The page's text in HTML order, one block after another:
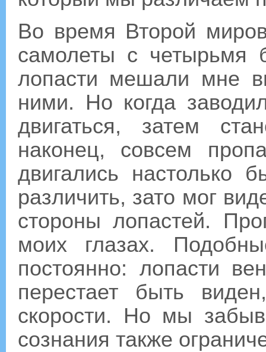
Во время Второй
самолеты с четырьмя
лопасти мешали мне
ними. Но когда
двигаться, затем
наконец, совсем
двигались настолько
различить, зато мог
стороны лопастей.
моих глазах.
постоянно: лопасти
перестает быть
скорости. Но мы
сознания также